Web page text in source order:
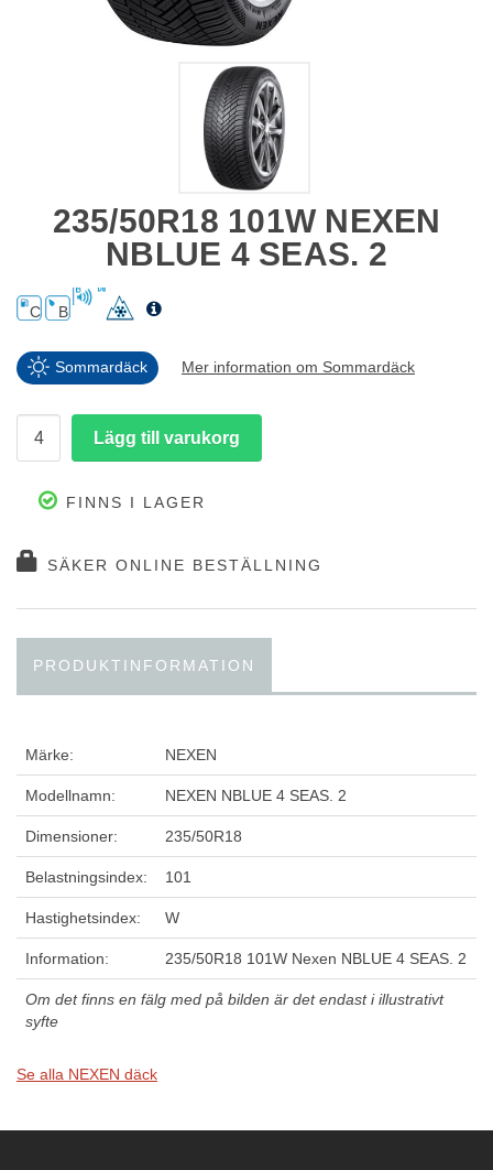
235/50R18 101W NEXEN
NBLUE 4 SEAS. 2
C B
Sommardäck Mer information om Sommardäck
FINNS I LAGER
SÄKER ONLINE BESTÄLLNING
PRODUKTINFORMATION
Märke: NEXEN
Modellnamn: NEXEN NBLUE 4 SEAS. 2
Dimensioner: 235/50R18
Belastningsindex: 101
Hastighetsindex: W
Information: 235/50R18 101W Nexen NBLUE 4 SEAS. 2
Om det finns en fälg med på bilden är det endast i illustrativt
syfte
Se alla NEXEN däck